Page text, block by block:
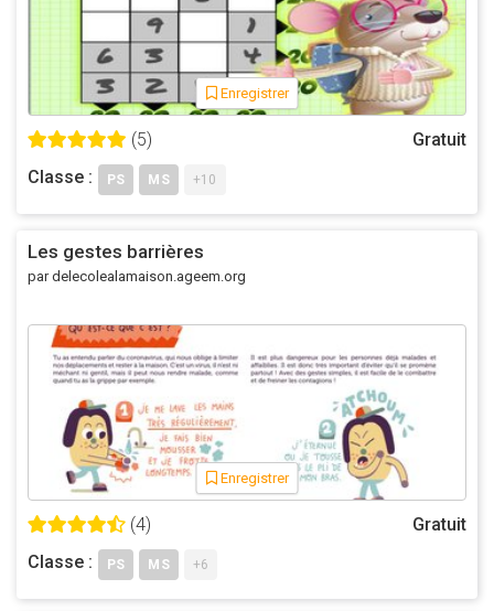
Enregistrer
(5)
Gratuit
Classe :
PS MS +10
Les gestes barrières
par delecolealamaison.ageem.org
Enregistrer
(4)
Gratuit
Classe :
PS MS +6